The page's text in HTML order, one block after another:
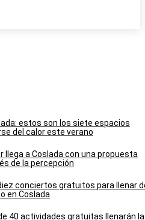
estos son los siete espacios
del calor este verano
llega a Coslada con una propuesta
de la percepción
conciertos gratuitos para llenar
en Coslada
40 actividades gratuitas llenarán la